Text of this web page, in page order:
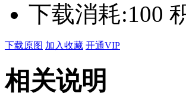
下载消耗:100
下载原图 加入收藏 开通VIP
相关说明